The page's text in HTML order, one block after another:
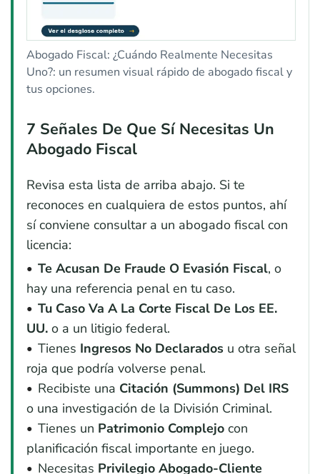
Abogado Fiscal: ¿Cuándo Realmente Necesitas
Uno?: un resumen visual rápido de abogado fiscal y
tus opciones.
7 Señales De Que Sí Necesitas Un
Abogado Fiscal
Revisa esta lista de arriba abajo. Si te
reconoces en cualquiera de estos puntos, ahí
sí conviene consultar a un abogado fiscal con
licencia:
Te Acusan De Fraude O Evasión Fiscal, o
hay una referencia penal en tu caso.
Tu Caso Va A La Corte Fiscal De Los EE.
UU. o a un litigio federal.
Tienes Ingresos No Declarados u otra señal
roja que podría volverse penal.
Recibiste una Citación (summons) Del IRS
o una investigación de la División Criminal.
Tienes un Patrimonio Complejo con
planificación fiscal importante en juego.
Necesitas Privilegio Abogado-Cliente